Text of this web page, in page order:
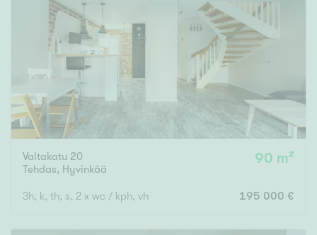
Valtakatu 20
Tehdas, Hyvinkää
90 m²
3h, k, th, s, 2 x wc / kph, vh 195 000 €